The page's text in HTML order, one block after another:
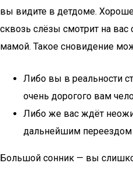
вы видите в детдоме.
сквозь слёзы смотрит на
мамой. Такое сновидение
Либо вы в реальности
очень дорогого вам
Либо же вас ждёт
дальнейшим переездом
Большой сонник — вы